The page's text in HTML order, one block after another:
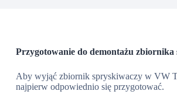
Przygotowanie do demontażu zbiornika
Aby wyjąć zbiornik spryskiwaczy w VW
najpierw odpowiednio się przygotować.